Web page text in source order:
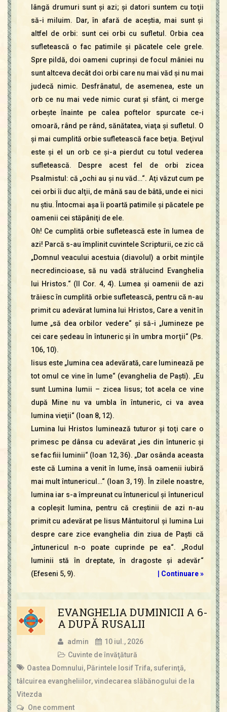
lângă drumuri sunt şi azi; şi datori suntem cu toţii
să-i miluim. Dar, în afară de aceştia, mai sunt şi
altfel de orbi: sunt cei orbi cu sufletul. Orbia cea
sufletească o fac patimile şi păcatele cele grele.
Spre pildă, doi oameni cuprinşi de focul mâniei nu
sunt altceva decât doi orbi care nu mai văd şi nu mai
judecă nimic. Desfrânatul, de asemenea, este un
orb ce nu mai vede nimic curat şi sfânt, ci merge
orbeşte înainte pe calea poftelor spurcate ce-i
omoară, rând pe rând, sănătatea, viaţa şi sufletul. O
şi mai cumplită orbie sufletească face beţia. Beţivul
este şi el un orb ce şi-a pierdut cu totul vederea
sufletească. Despre acest fel de orbi zicea
Psalmistul: că „ochi au şi nu văd…“. Aţi văzut cum pe
cei orbi îi duc alţii, de mână sau de bâtă, unde ei nici
nu ştiu. Întocmai aşa îi poartă patimile şi păcatele pe
oamenii cei stăpâniţi de ele.
Oh! Ce cumplită orbie sufletească este în lumea de
azi! Parcă s-au împlinit cuvintele Scripturii, ce zic că
„Domnul veacului acestuia (diavolul) a orbit minţile
necredincioase, să nu vadă strălucind Evanghelia
lui Hristos.“ (II Cor. 4, 4). Lumea şi oamenii de azi
trăiesc în cumplită orbie sufletească, pentru că n-au
primit cu adevărat lumina lui Hristos, Care a venit în
lume „să dea orbilor vedere“ şi să-i „lumineze pe
cei care şedeau în întuneric şi în umbra morţii“ (Ps.
106, 10).
Iisus este „lumina cea adevărată, care luminează pe
tot omul ce vine în lume“ (evanghelia de Paşti). „Eu
sunt Lumina lumii – zicea Iisus; tot acela ce vine
după Mine nu va umbla în întuneric, ci va avea
lumina vieţii“ (Ioan 8, 12).
Lumina lui Hristos luminează tuturor şi toţi care o
primesc pe dânsa cu adevărat „ies din întuneric şi
se fac fiii luminii“ (Ioan 12, 36). „Dar osânda aceasta
este că Lumina a venit în lume, însă oamenii iubiră
mai mult întunericul…“ (Ioan 3, 19). În zilele noastre,
lumina iar s-a împreunat cu întunericul şi întunericul
a copleşit lumina, pentru că creştinii de azi n-au
primit cu adevărat pe Iisus Mântuitorul şi lumina Lui
despre care zice evanghelia din ziua de Paşti că
„întunericul n-o poate cuprinde pe ea“. „Rodul
luminii stă în dreptate, în dragoste şi adevăr“
(Efeseni 5, 9).
Continuare »
EVANGHELIA DUMINICII A 6-
A DUPĂ RUSALII
admin
10 iul., 2026
Cuvinte de învăţătură
Oastea Domnului, Părintele Iosif Trifa, suferinţă,
tâlcuirea evangheliilor,vindecarea slăbănogului de la
Vitezda
One comment